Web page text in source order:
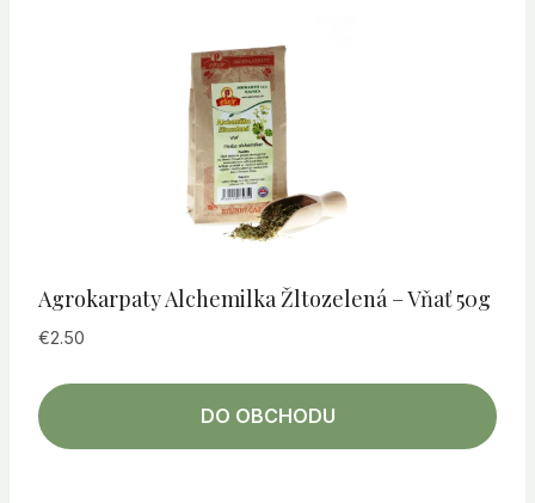
Agrokarpaty Alchemilka Žltozelená – Vňať 50g
€2.50
DO OBCHODU